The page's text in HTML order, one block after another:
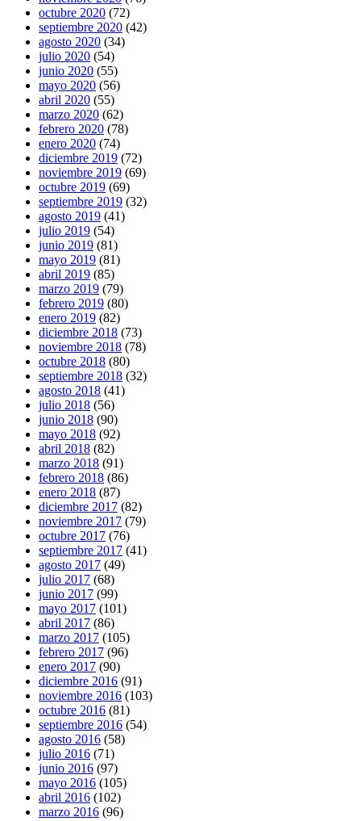
octubre 2020 (72)
septiembre 2020 (42)
agosto 2020 (34)
julio 2020 (54)
junio 2020 (55)
mayo 2020 (56)
abril 2020 (55)
marzo 2020 (62)
febrero 2020 (78)
enero 2020 (74)
diciembre 2019 (72)
noviembre 2019 (69)
octubre 2019 (69)
septiembre 2019 (32)
agosto 2019 (41)
julio 2019 (54)
junio 2019 (81)
mayo 2019 (81)
abril 2019 (85)
marzo 2019 (79)
febrero 2019 (80)
enero 2019 (82)
diciembre 2018 (73)
noviembre 2018 (78)
octubre 2018 (80)
septiembre 2018 (32)
agosto 2018 (41)
julio 2018 (56)
junio 2018 (90)
mayo 2018 (92)
abril 2018 (82)
marzo 2018 (91)
febrero 2018 (86)
enero 2018 (87)
diciembre 2017 (82)
noviembre 2017 (79)
octubre 2017 (76)
septiembre 2017 (41)
agosto 2017 (49)
julio 2017 (68)
junio 2017 (99)
mayo 2017 (101)
abril 2017 (86)
marzo 2017 (105)
febrero 2017 (96)
enero 2017 (90)
diciembre 2016 (91)
noviembre 2016 (103)
octubre 2016 (81)
septiembre 2016 (54)
agosto 2016 (58)
julio 2016 (71)
junio 2016 (97)
mayo 2016 (105)
abril 2016 (102)
marzo 2016 (96)